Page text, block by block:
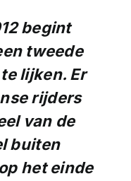
begint
tweede
lijken. Er
rijders
van de
buiten
het einde